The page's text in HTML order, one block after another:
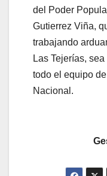
del Poder
Gutierrez Viña,
trabajando
Las Tejerías,
todo el equipo
Nacional.